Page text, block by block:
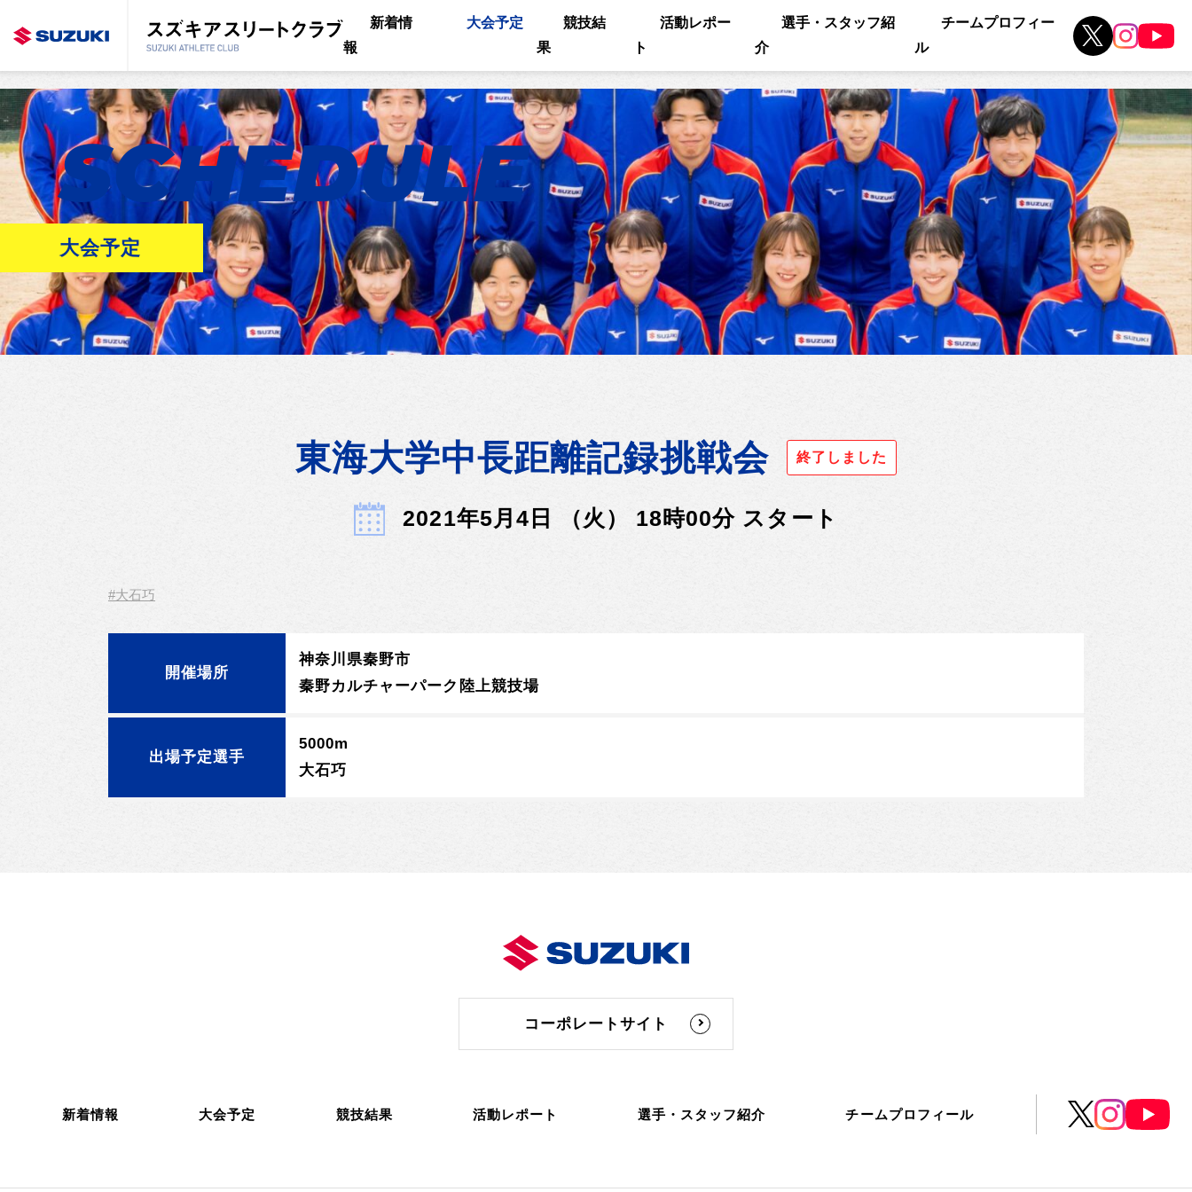
新着情
報
大会予定
競技結
果
活動レポー
ト
選手・スタッフ紹
介
チームプロフィー
ル
SCHEDULE
大会予定
東海大学中長距離記録挑戦会 終了しました
2021年5月4日 （火） 18時00分 スタート
#大石巧
開催場所
神奈川県秦野市
秦野カルチャーパーク陸上競技場
出場予定選手
5000m
大石巧
コーポレートサイト
新着情報 大会予定 競技結果 活動レポート 選手・スタッフ紹介 チームプロフィール